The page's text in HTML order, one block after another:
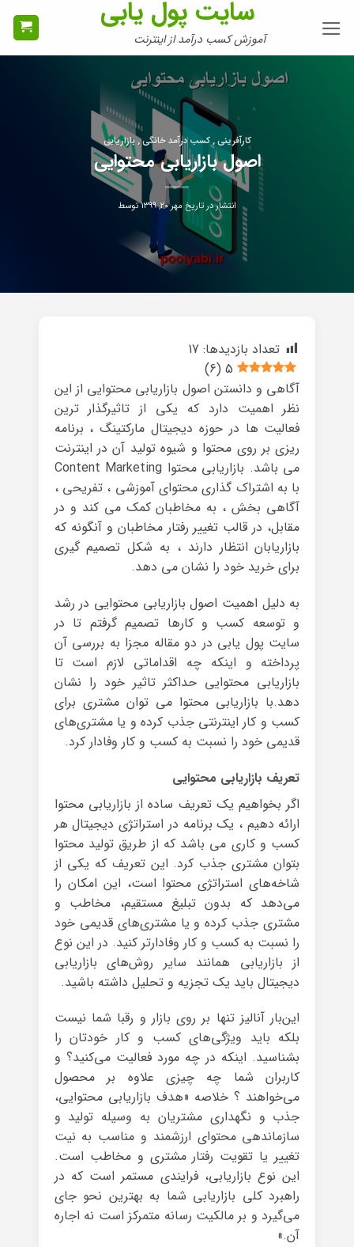
سایت پول یابی
آموزش کسب درآمد از اینترنت
کارآفرینی , کسب درآمد خانگی , بازاریابی
اصول بازاریابی محتوایی
انتشار در تاریخمهر ۲۰, ۱۳۹۹ توسط
تعداد بازدیدها: 17
5
(
6
)
آگاهی و دانستن اصول بازاریابی محتوایی از این
نظر اهمیت دارد که یکی از تاثیرگذار ترین
فعالیت ها در حوزه دیجیتال مارکتینگ ، برنامه
ریزی بر روی محتوا و شیوه تولید آن در اینترنت
می باشد. بازاریابی محتوا Content Marketing
با به اشتراک گذاری محتوای آموزشی ، تفریحی ،
آگاهی بخش ، به مخاطبان کمک می کند و در
مقابل، در قالب تغییر رفتار مخاطبان و آنگونه که
بازاریابان انتظار دارند ، به شکل تصمیم گیری
برای خرید خود را نشان می دهد.
به دلیل اهمیت اصول بازاریابی محتوایی در رشد
و توسعه کسب و کارها تصمیم گرفتم تا در
سایت پول یابی در دو مقاله مجزا به بررسی آن
پرداخته و اینکه چه اقداماتی لازم است تا
بازاریابی محتوایی حداکثر تاثیر خود را نشان
دهد.با بازاریابی محتوا می توان مشتری برای
کسب و کار اینترنتی جذب کرده و یا مشتری‌های
قدیمی خود را نسبت به کسب و کار وفادار کرد.
تعریف بازاریابی محتوایی
اگر بخواهیم یک تعریف ساده از بازاریابی محتوا
ارائه دهیم ، یک برنامه در استراتژی دیجیتال هر
کسب و کاری می باشد که از طریق تولید محتوا
بتوان مشتری جذب کرد. این تعریف که یکی از
شاخه‌های استراتژی محتوا است، این امکان را
می‌دهد که بدون تبلیغ مستقیم، مخاطب و
مشتری جذب کرده و یا مشتری‌های قدیمی خود
را نسبت به کسب و کار وفادارتر کنید. در این نوع
از بازاریابی همانند سایر روش‌های بازاریابی
دیجیتال باید یک تجزیه و تحلیل داشته باشید.
این‌بار آنالیز تنها بر روی بازار و رقبا شما نیست
بلکه باید ویژگی‌های کسب و کار خودتان را
بشناسید. اینکه در چه مورد فعالیت می‌کنید؟ و
کاربران شما چه چیزی علاوه بر محصول
می‌خواهند ؟ خلاصه «هدف بازاریابی محتوایی،
جذب و نگهداری مشتریان به وسیله‌ تولید و
سازماندهی محتوای ارزشمند و مناسب به نیت
تغییر یا تقویت رفتار مشتری و مخاطب است.
این نوع بازاریابی، فرایندی مستمر است که در
راهبرد کلی بازاریابی شما به بهترین نحو جای
می‌گیرد و بر مالکیت رسانه متمرکز است نه اجاره‌‌
آن.»